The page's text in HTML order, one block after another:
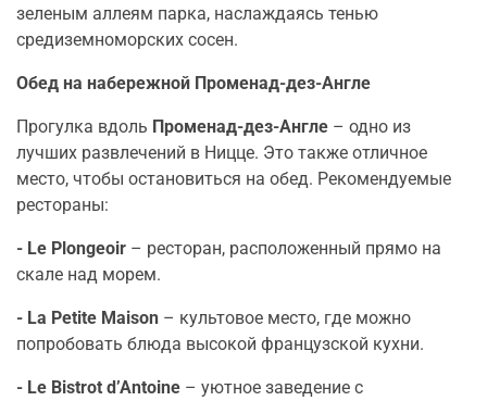
зеленым аллеям парка, наслаждаясь тенью
средиземноморских сосен.
Обед на набережной Променад-дез-Англе
Прогулка вдоль Променад-дез-Англе – одно из
лучших развлечений в Ницце. Это также отличное
место, чтобы остановиться на обед. Рекомендуемые
рестораны:
- Le Plongeoir – ресторан, расположенный прямо на
скале над морем.
- La Petite Maison – культовое место, где можно
попробовать блюда высокой французской кухни.
- Le Bistrot d’Antoine – уютное заведение с